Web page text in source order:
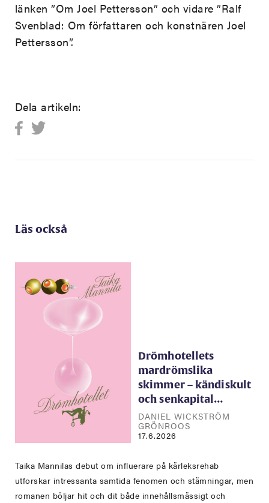
länken ”Om Joel Pettersson” och vidare ”Ralf
Svenblad: Om författaren och konstnären Joel
Pettersson”.
Dela artikeln:
Läs också
Drömhotellets
mardrömslika
skimmer – kändiskult
och senkapital…
DANIEL WICKSTRÖM
GRÖNROOS
17.6.2026
Taika Mannilas debut om influerare på kärleksrehab
utforskar intressanta samtida fenomen och stämningar, men
romanen böljar hit och dit både innehållsmässigt och